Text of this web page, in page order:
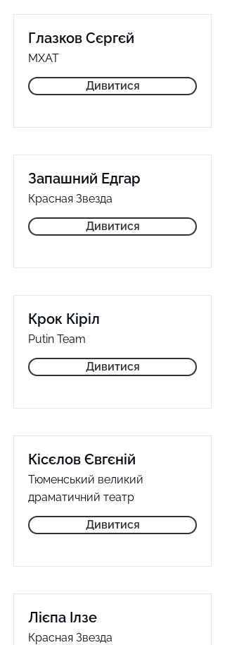
Глазков Сєргєй
МХАТ
Дивитися
Запашний Едгар
Красная Звезда
Дивитися
Крок Кіріл
Putin Team
Дивитися
Кісєлов Євгєній
Тюменський великий
драматичний театр
Дивитися
Лієпа Ілзе
Красная Звезда